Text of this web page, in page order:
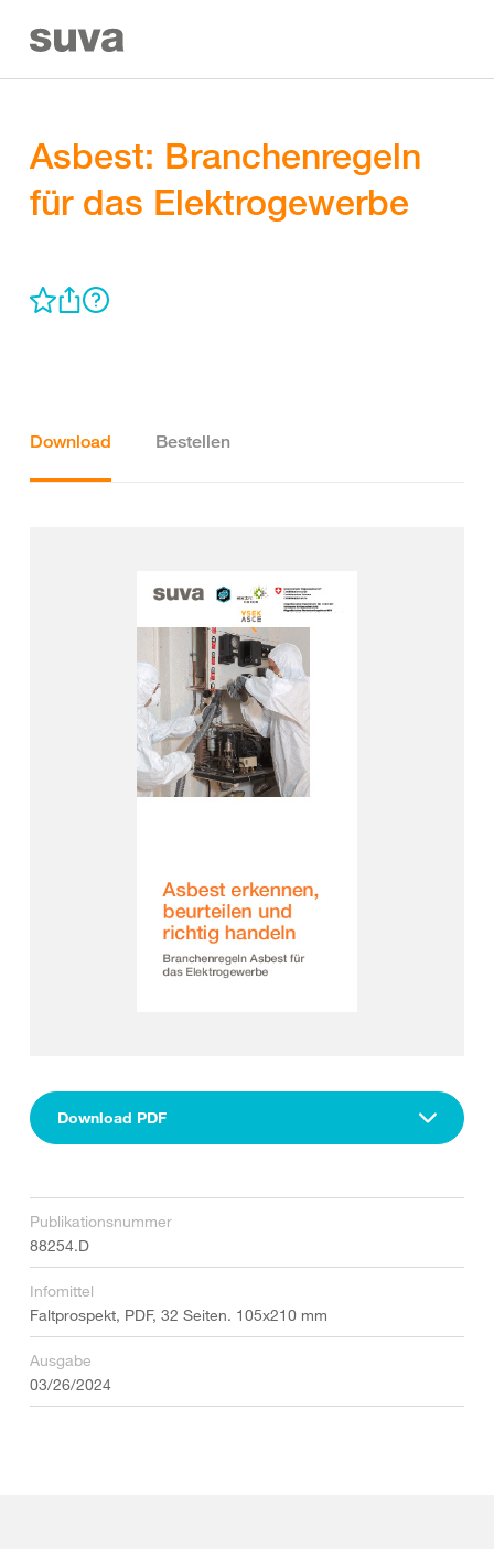
Asbest: Branchenregeln
für das Elektrogewerbe
Download Bestellen
Download PDF
Publikationsnummer
88254.D
Infomittel
Faltprospekt, PDF, 32 Seiten. 105x210 mm
Ausgabe
03/26/2024